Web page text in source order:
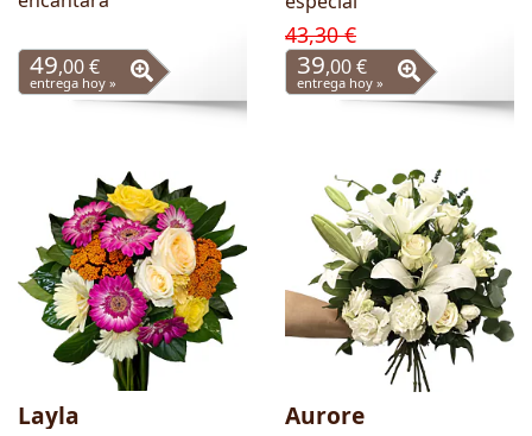
49,00 €
entrega hoy »
43,30 €
39,00 €
entrega hoy »
Layla Aurore